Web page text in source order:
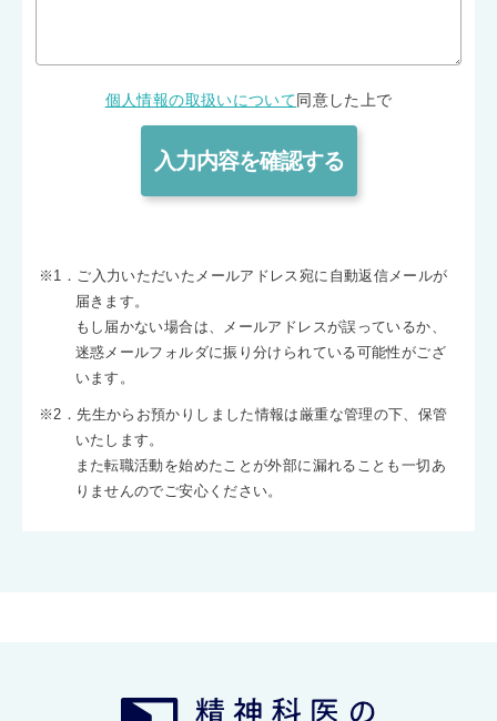
個人情報の取扱いについて 同意した上で
※1．ご入力いただいたメールアドレス宛に自動返信メールが
届きます。
もし届かない場合は、メールアドレスが誤っているか、
迷惑メールフォルダに振り分けられている可能性がござ
います。
※2．先生からお預かりしました情報は厳重な管理の下、保管
いたします。
また転職活動を始めたことが外部に漏れることも一切あ
りませんのでご安心ください。